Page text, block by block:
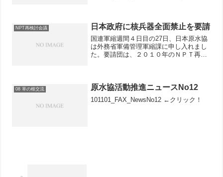
NPT再検討会議 日本政府に核兵器全面禁止を要請
国連軍縮週間４日目の27日、日本原水協
は外務省軍備管理軍縮課に申し入れまし
た。要請団は、２０１０年のＮＰＴ再検
一の被爆国であり、憲法...
08 草の根交流 原水協活動推進ニュースNo12
101101_FAX_NewsNo12 ←クリック！